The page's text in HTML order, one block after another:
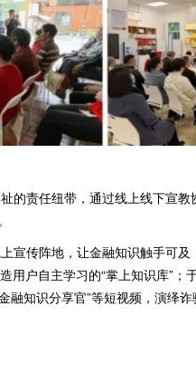
的责任纽带，通过线上线下宣
宣传阵地，让金融知识触手可
户自主学习的“掌上知识库”；
融知识分享官”等短视频，演绎